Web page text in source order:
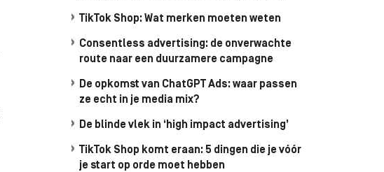
TikTok Shop: Wat merken moeten weten
Consentless advertising: de onverwachte
route naar een duurzamere campagne
De opkomst van ChatGPT Ads: waar passen
ze echt in je media mix?
De blinde vlek in ‘high impact advertising’
TikTok Shop komt eraan: 5 dingen die je vóór
je start op orde moet hebben